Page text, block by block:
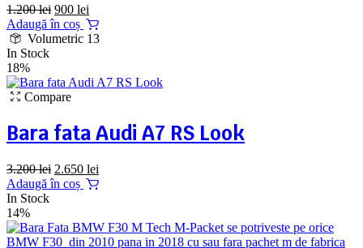
1.200lei Prețul
inițial
a
900 lei
curent
este:
Adaugă în coș
Volumetric 13
In Stock
18%
Compare
Bara fata Audi A7 RS Look
3.200lei Prețul
inițial
3.200 lei.
2.650 lei
curent
Adaugă în coș
In Stock
14%